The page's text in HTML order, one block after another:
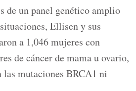
de un panel genético amplio
Ellisen y sus
a 1,046 mujeres con
de cáncer de mama u ovario,
las mutaciones BRCA1 ni